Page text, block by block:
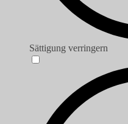
Sättigung verringern